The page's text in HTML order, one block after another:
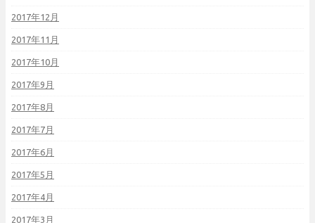
2017年12月
2017年11月
2017年10月
2017年9月
2017年8月
2017年7月
2017年6月
2017年5月
2017年4月
2017年3月